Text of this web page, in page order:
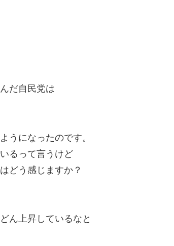
だ自民党は
うになったのです。
るって言うけど
どう感じますか？
ん上昇しているなと